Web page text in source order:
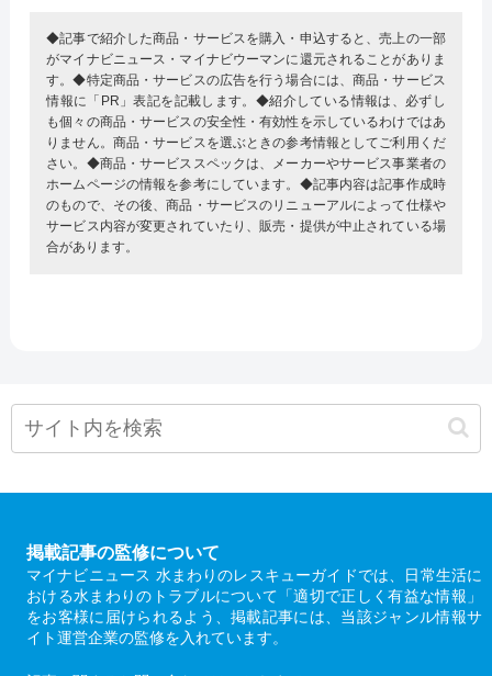
◆記事で紹介した商品・サービスを購入・申込すると、売上の一部
がマイナビニュース・マイナビウーマンに還元されることがありま
す。◆特定商品・サービスの広告を行う場合には、商品・サービス
情報に「PR」表記を記載します。◆紹介している情報は、必ずし
も個々の商品・サービスの安全性・有効性を示しているわけではあ
りません。商品・サービスを選ぶときの参考情報としてご利用くだ
さい。◆商品・サービススペックは、メーカーやサービス事業者の
ホームページの情報を参考にしています。◆記事内容は記事作成時
のもので、その後、商品・サービスのリニューアルによって仕様や
サービス内容が変更されていたり、販売・提供が中止されている場
合があります。
掲載記事の監修について
マイナビニュース 水まわりのレスキューガイドでは、日常生活に
おける水まわりのトラブルについて「適切で正しく有益な情報」
をお客様に届けられるよう、掲載記事には、当該ジャンル情報サ
イト運営企業の監修を入れています。